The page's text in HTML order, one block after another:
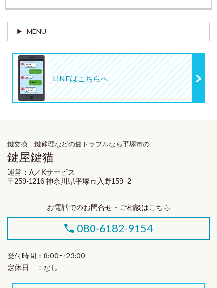
MENU
LINEはこちらへ
鍵交換・鍵修理などの鍵トラブルなら平塚市の
鍵屋鍵猫
運営：A／Kサービス
〒259-1216 神奈川県平塚市入野159−2
お電話でのお問合せ・ご相談はこちら
080-6182-9154
受付時間：8:00〜23:00
定休日 ：なし